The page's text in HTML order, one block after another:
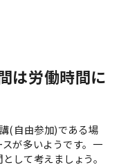
は労働時間に
(自由参加)である場
が多いようです。一
して考えましょう。